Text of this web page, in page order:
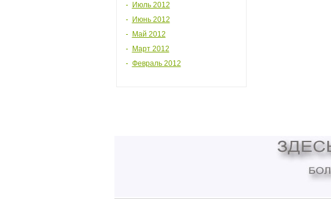
Июль 2012
Июнь 2012
Май 2012
Март 2012
Февраль 2012